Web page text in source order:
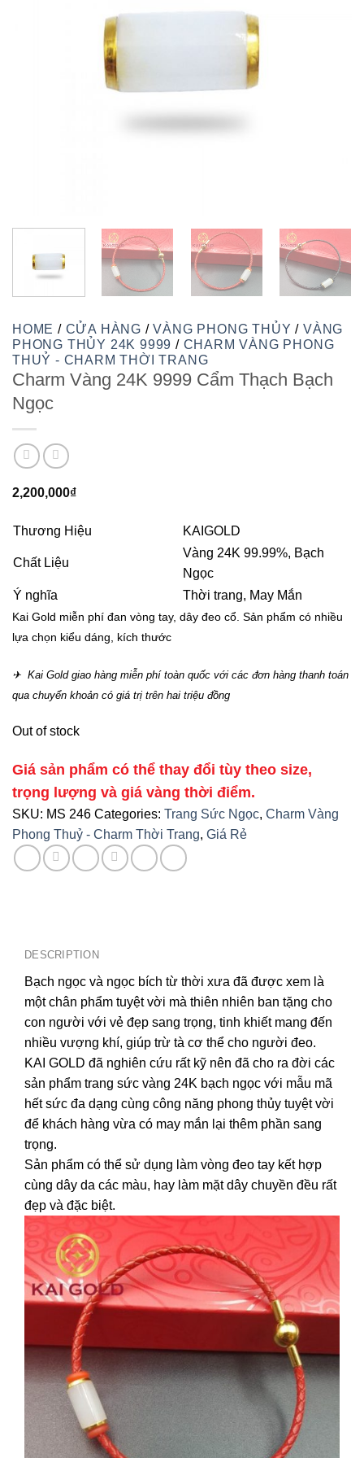
HOME / CỬA HÀNG / VÀNG PHONG THỦY / VÀNG
PHONG THỦY 24K 9999 / CHARM VÀNG PHONG
THUỶ - CHARM THỜI TRANG
Charm Vàng 24K 9999 Cẩm Thạch Bạch
Ngọc
2,200,000₫
Thương Hiệu KAIGOLD
Chất Liệu
Vàng 24K 99.99%, Bạch
Ngọc
Ý nghĩa
Thời trang, May Mắn
Kai Gold miễn phí đan vòng tay, dây đeo cổ. Sản phẩm có nhiều
lựa chọn kiểu dáng, kích thước
✈ Kai Gold giao hàng miễn phí toàn quốc với các đơn hàng thanh toán
qua chuyển khoản có giá trị trên hai triệu đồng
Out of stock
Giá sản phẩm có thể thay đổi tùy theo size,
trọng lượng và giá vàng thời điểm.
SKU: MS 246 Categories: Trang Sức Ngọc, Charm Vàng
Phong Thuỷ - Charm Thời Trang, Giá Rẻ
DESCRIPTION
Bạch ngọc và ngọc bích từ thời xưa đã được xem là
một chân phẩm tuyệt vời mà thiên nhiên ban tặng cho
con người với vẻ đẹp sang trọng, tinh khiết mang đến
nhiều vượng khí, giúp trừ tà cơ thể cho người đeo.
KAI GOLD đã nghiên cứu rất kỹ nên đã cho ra đời các
sản phẩm trang sức vàng 24K bạch ngọc với mẫu mã
hết sức đa dạng cùng công năng phong thủy tuyệt vời
để khách hàng vừa có may mắn lại thêm phần sang
trọng.
Sản phẩm có thể sử dụng làm vòng đeo tay kết hợp
cùng dây da các màu, hay làm mặt dây chuyền đều rất
đẹp và đặc biệt.